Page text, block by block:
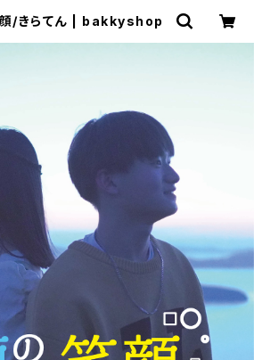
顔/きらてん | bakkyshop